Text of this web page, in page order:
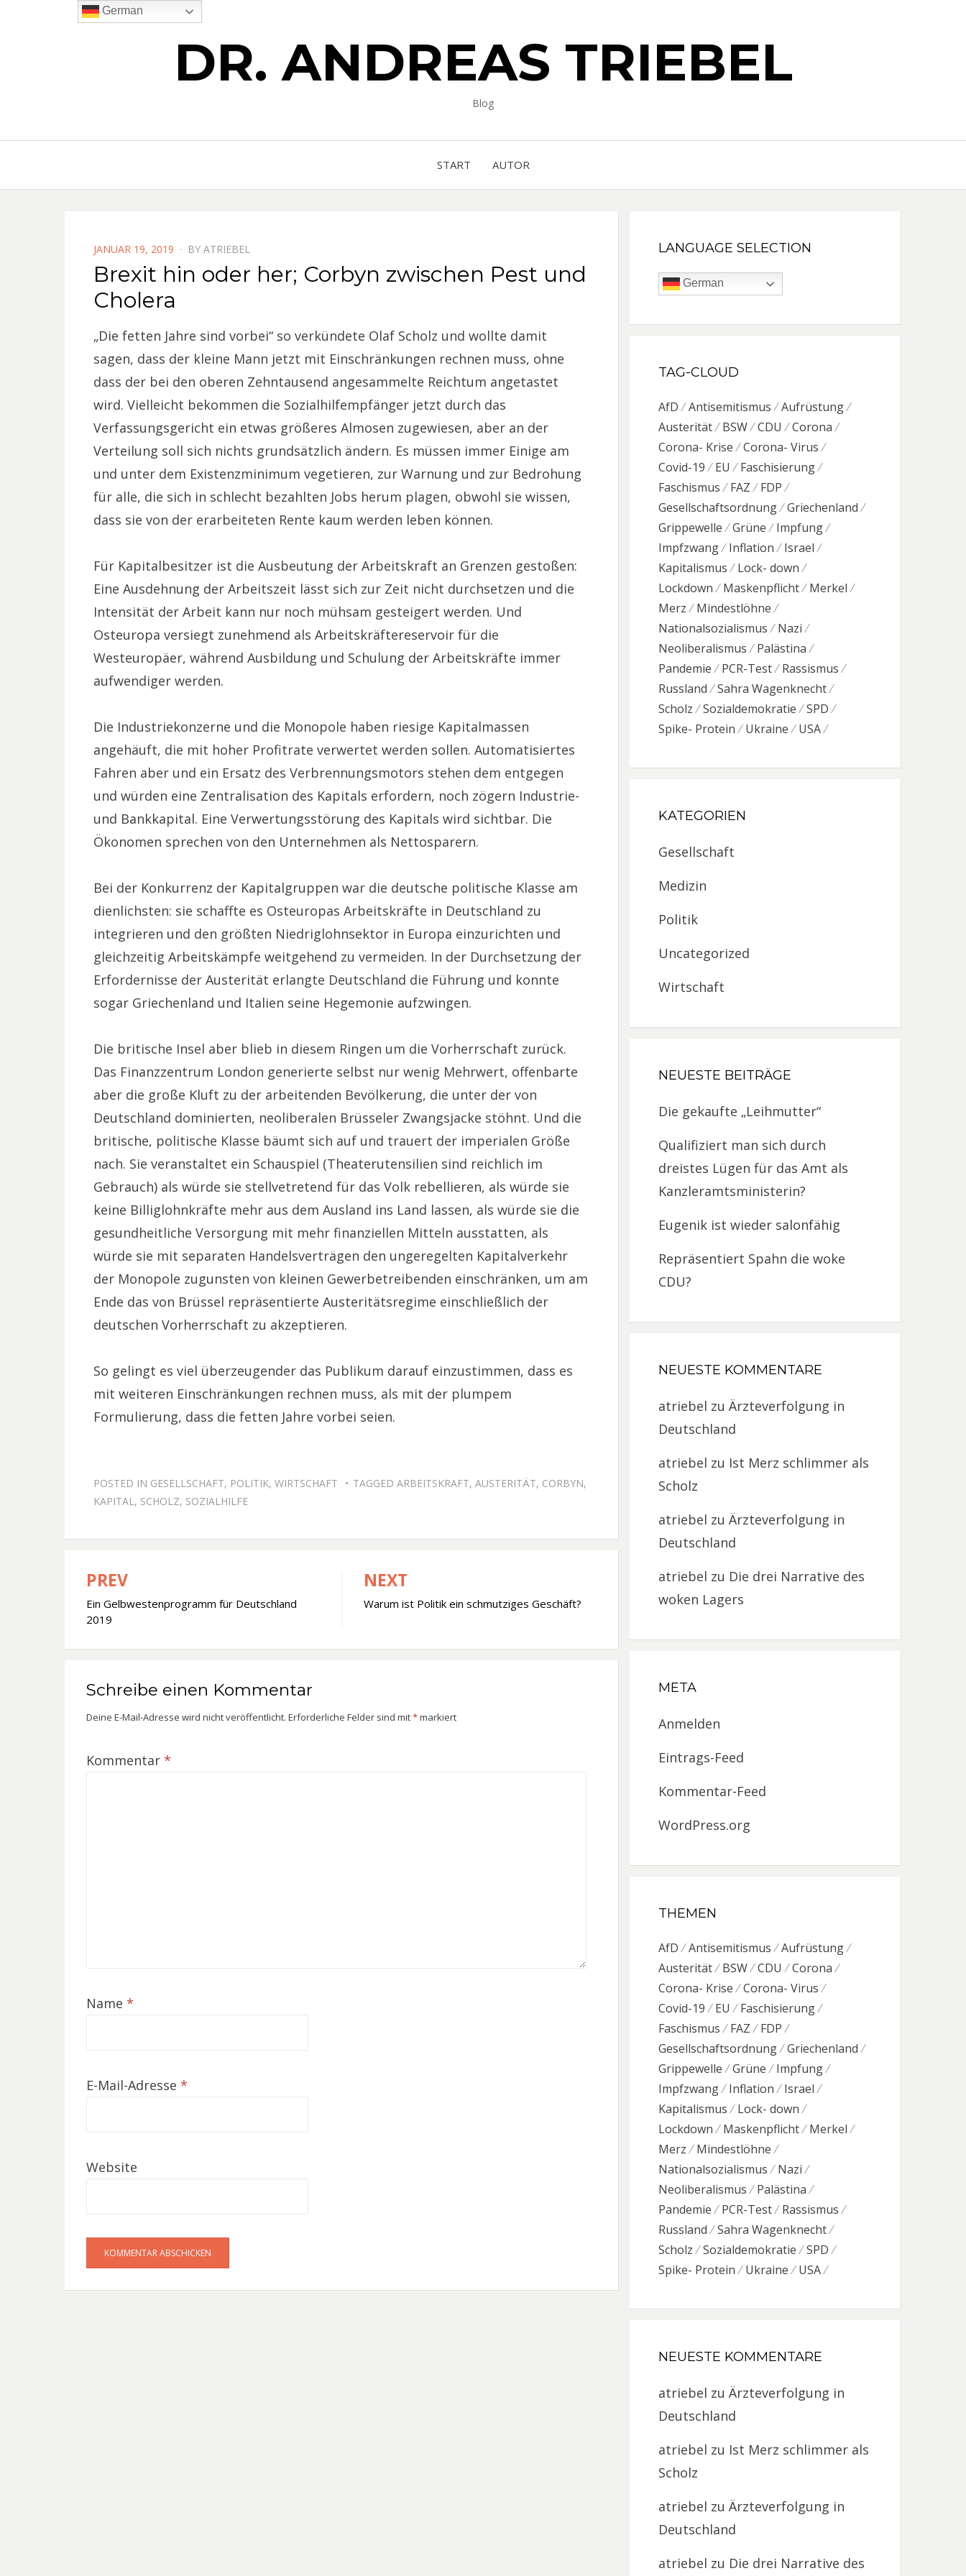
DR. ANDREAS TRIEBEL
Blog
START AUTOR
POSTED
ON
JANUAR 19, 2019 BY ATRIEBEL
Brexit hin oder her; Corbyn zwischen Pest und
Cholera
„Die fetten Jahre sind vorbei“ so verkündete Olaf Scholz und wollte damit
sagen, dass der kleine Mann jetzt mit Einschränkungen rechnen muss, ohne
dass der bei den oberen Zehntausend angesammelte Reichtum angetastet
wird. Vielleicht bekommen die Sozialhilfempfänger jetzt durch das
Verfassungsgericht ein etwas größeres Almosen zugewiesen, aber an der
Verteilung soll sich nichts grundsätzlich ändern. Es müssen immer Einige am
und unter dem Existenzminimum vegetieren, zur Warnung und zur Bedrohung
für alle, die sich in schlecht bezahlten Jobs herum plagen, obwohl sie wissen,
dass sie von der erarbeiteten Rente kaum werden leben können.
Für Kapitalbesitzer ist die Ausbeutung der Arbeitskraft an Grenzen gestoßen:
Eine Ausdehnung der Arbeitszeit lässt sich zur Zeit nicht durchsetzen und die
Intensität der Arbeit kann nur noch mühsam gesteigert werden. Und
Osteuropa versiegt zunehmend als Arbeitskräftereservoir für die
Westeuropäer, während Ausbildung und Schulung der Arbeitskräfte immer
aufwendiger werden.
Die Industriekonzerne und die Monopole haben riesige Kapitalmassen
angehäuft, die mit hoher Profitrate verwertet werden sollen. Automatisiertes
Fahren aber und ein Ersatz des Verbrennungsmotors stehen dem entgegen
und würden eine Zentralisation des Kapitals erfordern, noch zögern Industrie-
und Bankkapital. Eine Verwertungsstörung des Kapitals wird sichtbar. Die
Ökonomen sprechen von den Unternehmen als Nettosparern.
Bei der Konkurrenz der Kapitalgruppen war die deutsche politische Klasse am
dienlichsten: sie schaffte es Osteuropas Arbeitskräfte in Deutschland zu
integrieren und den größten Niedriglohnsektor in Europa einzurichten und
gleichzeitig Arbeitskämpfe weitgehend zu vermeiden. In der Durchsetzung der
Erfordernisse der Austerität erlangte Deutschland die Führung und konnte
sogar Griechenland und Italien seine Hegemonie aufzwingen.
Die britische Insel aber blieb in diesem Ringen um die Vorherrschaft zurück.
Das Finanzzentrum London generierte selbst nur wenig Mehrwert, offenbarte
aber die große Kluft zu der arbeitenden Bevölkerung, die unter der von
Deutschland dominierten, neoliberalen Brüsseler Zwangsjacke stöhnt. Und die
britische, politische Klasse bäumt sich auf und trauert der imperialen Größe
nach. Sie veranstaltet ein Schauspiel (Theaterutensilien sind reichlich im
Gebrauch) als würde sie stellvetretend für das Volk rebellieren, als würde sie
keine Billiglohnkräfte mehr aus dem Ausland ins Land lassen, als würde sie die
gesundheitliche Versorgung mit mehr finanziellen Mitteln ausstatten, als
würde sie mit separaten Handelsverträgen den ungeregelten Kapitalverkehr
der Monopole zugunsten von kleinen Gewerbetreibenden einschränken, um am
Ende das von Brüssel repräsentierte Austeritätsregime einschließlich der
deutschen Vorherrschaft zu akzeptieren.
So gelingt es viel überzeugender das Publikum darauf einzustimmen, dass es
mit weiteren Einschränkungen rechnen muss, als mit der plumpem
Formulierung, dass die fetten Jahre vorbei seien.
POSTED IN GESELLSCHAFT, POLITIK, WIRTSCHAFT TAGGED ARBEITSKRAFT, AUSTERITÄT, CORBYN,
KAPITAL, SCHOLZ, SOZIALHILFE
Beitragsnavigation
PREV
Ein Gelbwestenprogramm für Deutschland
2019
NEXT
Warum ist Politik ein schmutziges Geschäft?
Schreibe einen Kommentar
Deine E-Mail-Adresse wird nicht veröffentlicht. Erforderliche Felder sind mit*markiert
Kommentar *
Name *
E-Mail-Adresse *
Website
LANGUAGE SELECTION
German
TAG-CLOUD
AfD Antisemitismus
Aufrüstung
Austerität
BSW CDU
Corona
Corona- Krise
Corona- Virus
Covid-19
EU
Faschisierung
Faschismus
FAZ
FDP
Gesellschaftsordnung
Griechenland
Grippewelle
Grüne
Impfung
Impfzwang
Inflation
Israel
Kapitalismus
Lock- down
Lockdown
Maskenpflicht
Merkel
Merz
Mindestlöhne
Nationalsozialismus
Nazi
Neoliberalismus
Palästina
Pandemie
PCR-Test
Rassismus
Russland
Sahra Wagenknecht
Scholz
Sozialdemokratie
SPD
Spike- Protein
Ukraine USA
KATEGORIEN
Gesellschaft
Medizin
Politik
Uncategorized
Wirtschaft
NEUESTE BEITRÄGE
Die gekaufte „Leihmutter“
Qualifiziert man sich durch
dreistes Lügen für das Amt als
Kanzleramtsministerin?
Eugenik ist wieder salonfähig
Repräsentiert Spahn die woke
CDU?
NEUESTE KOMMENTARE
atriebel zuÄrzteverfolgung in
Deutschland
atriebel zu Ist Merz schlimmer als
Scholz
atriebel zuÄrzteverfolgung in
Deutschland
atriebel zu Die drei Narrative des
woken Lagers
META
Anmelden
Eintrags-Feed
Kommentar-Feed
WordPress.org
THEMEN
AfD Antisemitismus
Aufrüstung
Austerität
BSW CDU
Corona
Corona- Krise
Corona- Virus
Covid-19
EU
Faschisierung
Faschismus
FAZ
FDP
Gesellschaftsordnung
Griechenland
Grippewelle
Grüne
Impfung
Impfzwang
Inflation
Israel
Kapitalismus
Lock- down
Lockdown
Maskenpflicht
Merkel
Merz
Mindestlöhne
Nationalsozialismus
Nazi
Neoliberalismus
Palästina
Pandemie
PCR-Test
Rassismus
Russland
Sahra Wagenknecht
Scholz
Sozialdemokratie
SPD
Spike- Protein
Ukraine USA
NEUESTE KOMMENTARE
atriebel zuÄrzteverfolgung in
Deutschland
atriebel zu Ist Merz schlimmer als
Scholz
atriebel zuÄrzteverfolgung in
Deutschland
atriebel zu Die drei Narrative des
German